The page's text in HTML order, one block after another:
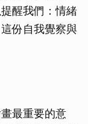
醒我們：情緒
份自我覺察與
最重要的意